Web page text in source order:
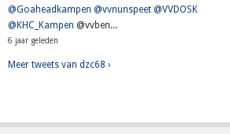
@Goaheadkampen @vvnunspeet @VVDOSK
@KHC_Kampen @vvben...
6 jaar geleden
Meer tweets van dzc68 ›